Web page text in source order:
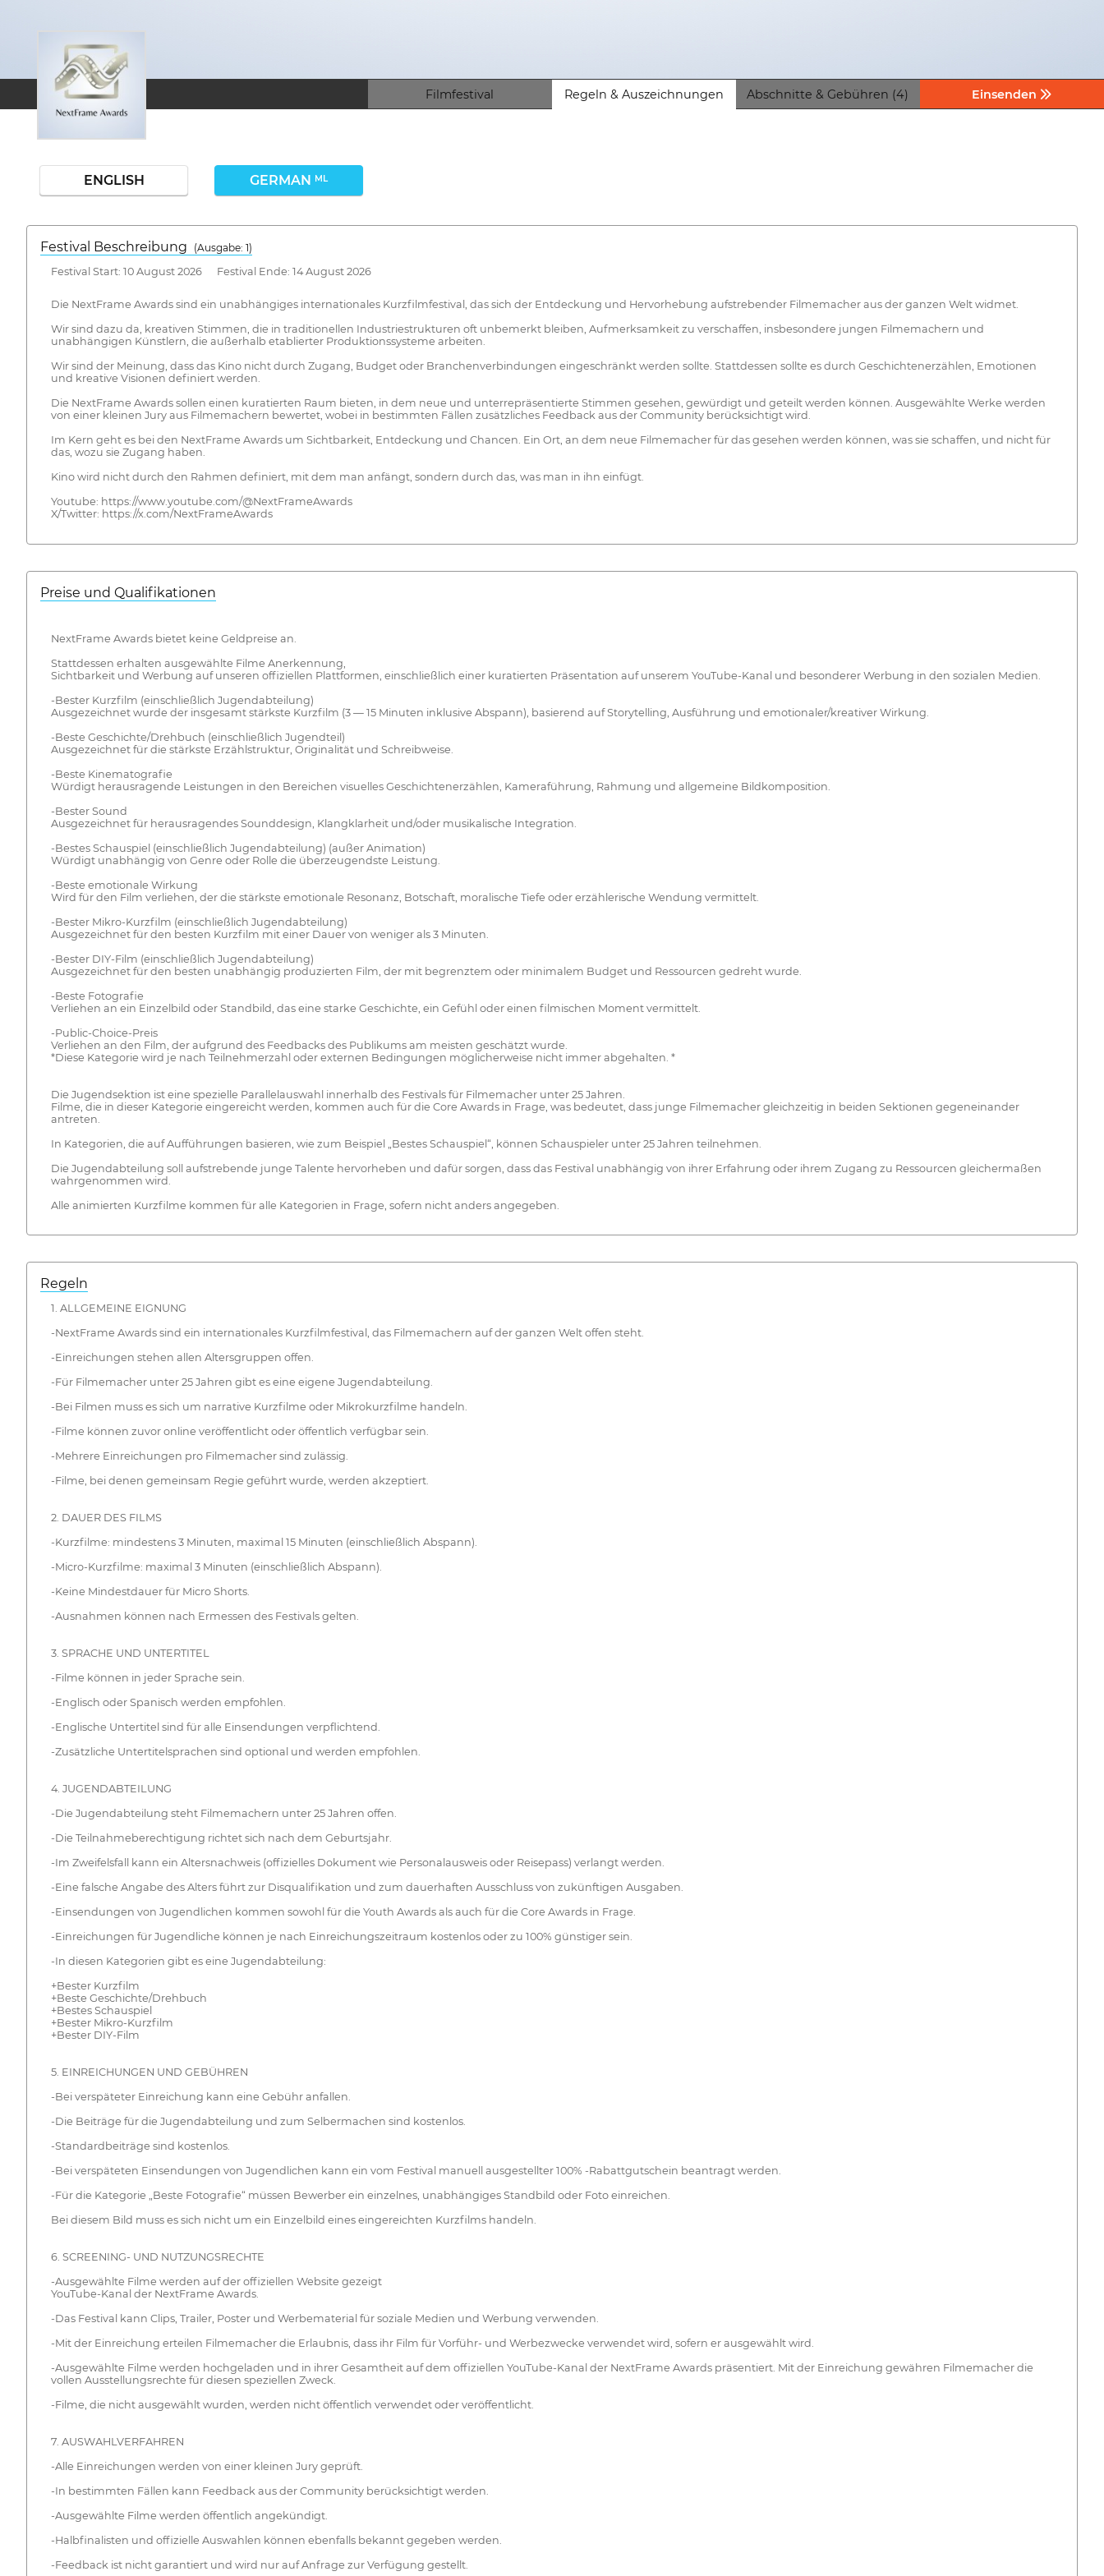
Filmfestival Regeln & Auszeichnungen Abschnitte & Gebühren (4) Einsenden
ENGLISH GERMAN ML
Festival Beschreibung
(Ausgabe: 1)
Festival Start: 10 August 2026 Festival Ende: 14 August 2026
Die NextFrame Awards sind ein unabhängiges internationales Kurzfilmfestival, das sich der Entdeckung und Hervorhebung aufstrebender Filmemacher aus der ganzen Welt widmet.
Wir sind dazu da, kreativen Stimmen, die in traditionellen Industriestrukturen oft unbemerkt bleiben, Aufmerksamkeit zu verschaffen, insbesondere jungen Filmemachern und
unabhängigen Künstlern, die außerhalb etablierter Produktionssysteme arbeiten.
Wir sind der Meinung, dass das Kino nicht durch Zugang, Budget oder Branchenverbindungen eingeschränkt werden sollte. Stattdessen sollte es durch Geschichtenerzählen, Emotionen
und kreative Visionen definiert werden.
Die NextFrame Awards sollen einen kuratierten Raum bieten, in dem neue und unterrepräsentierte Stimmen gesehen, gewürdigt und geteilt werden können. Ausgewählte Werke werden
von einer kleinen Jury aus Filmemachern bewertet, wobei in bestimmten Fällen zusätzliches Feedback aus der Community berücksichtigt wird.
Im Kern geht es bei den NextFrame Awards um Sichtbarkeit, Entdeckung und Chancen. Ein Ort, an dem neue Filmemacher für das gesehen werden können, was sie schaffen, und nicht für
das, wozu sie Zugang haben.
Kino wird nicht durch den Rahmen definiert, mit dem man anfängt, sondern durch das, was man in ihn einfügt.
Youtube: https://www.youtube.com/@NextFrameAwards
X/Twitter: https://x.com/NextFrameAwards
Preise und Qualifikationen
NextFrame Awards bietet keine Geldpreise an.
Stattdessen erhalten ausgewählte Filme Anerkennung,
Sichtbarkeit und Werbung auf unseren offiziellen Plattformen, einschließlich einer kuratierten Präsentation auf unserem YouTube-Kanal und besonderer Werbung in den sozialen Medien.
-Bester Kurzfilm (einschließlich Jugendabteilung)
Ausgezeichnet wurde der insgesamt stärkste Kurzfilm (3 — 15 Minuten inklusive Abspann), basierend auf Storytelling, Ausführung und emotionaler/kreativer Wirkung.
-Beste Geschichte/Drehbuch (einschließlich Jugendteil)
Ausgezeichnet für die stärkste Erzählstruktur, Originalität und Schreibweise.
-Beste Kinematografie
Würdigt herausragende Leistungen in den Bereichen visuelles Geschichtenerzählen, Kameraführung, Rahmung und allgemeine Bildkomposition.
-Bester Sound
Ausgezeichnet für herausragendes Sounddesign, Klangklarheit und/oder musikalische Integration.
-Bestes Schauspiel (einschließlich Jugendabteilung) (außer Animation)
Würdigt unabhängig von Genre oder Rolle die überzeugendste Leistung.
-Beste emotionale Wirkung
Wird für den Film verliehen, der die stärkste emotionale Resonanz, Botschaft, moralische Tiefe oder erzählerische Wendung vermittelt.
-Bester Mikro-Kurzfilm (einschließlich Jugendabteilung)
Ausgezeichnet für den besten Kurzfilm mit einer Dauer von weniger als 3 Minuten.
-Bester DIY-Film (einschließlich Jugendabteilung)
Ausgezeichnet für den besten unabhängig produzierten Film, der mit begrenztem oder minimalem Budget und Ressourcen gedreht wurde.
-Beste Fotografie
Verliehen an ein Einzelbild oder Standbild, das eine starke Geschichte, ein Gefühl oder einen filmischen Moment vermittelt.
-Public-Choice-Preis
Verliehen an den Film, der aufgrund des Feedbacks des Publikums am meisten geschätzt wurde.
*Diese Kategorie wird je nach Teilnehmerzahl oder externen Bedingungen möglicherweise nicht immer abgehalten. *
Die Jugendsektion ist eine spezielle Parallelauswahl innerhalb des Festivals für Filmemacher unter 25 Jahren.
Filme, die in dieser Kategorie eingereicht werden, kommen auch für die Core Awards in Frage, was bedeutet, dass junge Filmemacher gleichzeitig in beiden Sektionen gegeneinander
antreten.
In Kategorien, die auf Aufführungen basieren, wie zum Beispiel „Bestes Schauspiel“, können Schauspieler unter 25 Jahren teilnehmen.
Die Jugendabteilung soll aufstrebende junge Talente hervorheben und dafür sorgen, dass das Festival unabhängig von ihrer Erfahrung oder ihrem Zugang zu Ressourcen gleichermaßen
wahrgenommen wird.
Alle animierten Kurzfilme kommen für alle Kategorien in Frage, sofern nicht anders angegeben.
Regeln
1. ALLGEMEINE EIGNUNG
-NextFrame Awards sind ein internationales Kurzfilmfestival, das Filmemachern auf der ganzen Welt offen steht.
-Einreichungen stehen allen Altersgruppen offen.
-Für Filmemacher unter 25 Jahren gibt es eine eigene Jugendabteilung.
-Bei Filmen muss es sich um narrative Kurzfilme oder Mikrokurzfilme handeln.
-Filme können zuvor online veröffentlicht oder öffentlich verfügbar sein.
-Mehrere Einreichungen pro Filmemacher sind zulässig.
-Filme, bei denen gemeinsam Regie geführt wurde, werden akzeptiert.
2. DAUER DES FILMS
-Kurzfilme: mindestens 3 Minuten, maximal 15 Minuten (einschließlich Abspann).
-Micro-Kurzfilme: maximal 3 Minuten (einschließlich Abspann).
-Keine Mindestdauer für Micro Shorts.
-Ausnahmen können nach Ermessen des Festivals gelten.
3. SPRACHE UND UNTERTITEL
-Filme können in jeder Sprache sein.
-Englisch oder Spanisch werden empfohlen.
-Englische Untertitel sind für alle Einsendungen verpflichtend.
-Zusätzliche Untertitelsprachen sind optional und werden empfohlen.
4. JUGENDABTEILUNG
-Die Jugendabteilung steht Filmemachern unter 25 Jahren offen.
-Die Teilnahmeberechtigung richtet sich nach dem Geburtsjahr.
-Im Zweifelsfall kann ein Altersnachweis (offizielles Dokument wie Personalausweis oder Reisepass) verlangt werden.
-Eine falsche Angabe des Alters führt zur Disqualifikation und zum dauerhaften Ausschluss von zukünftigen Ausgaben.
-Einsendungen von Jugendlichen kommen sowohl für die Youth Awards als auch für die Core Awards in Frage.
-Einreichungen für Jugendliche können je nach Einreichungszeitraum kostenlos oder zu 100% günstiger sein.
-In diesen Kategorien gibt es eine Jugendabteilung:
+Bester Kurzfilm
+Beste Geschichte/Drehbuch
+Bestes Schauspiel
+Bester Mikro-Kurzfilm
+Bester DIY-Film
5. EINREICHUNGEN UND GEBÜHREN
-Bei verspäteter Einreichung kann eine Gebühr anfallen.
-Die Beiträge für die Jugendabteilung und zum Selbermachen sind kostenlos.
-Standardbeiträge sind kostenlos.
-Bei verspäteten Einsendungen von Jugendlichen kann ein vom Festival manuell ausgestellter 100% -Rabattgutschein beantragt werden.
-Für die Kategorie „Beste Fotografie“ müssen Bewerber ein einzelnes, unabhängiges Standbild oder Foto einreichen.
Bei diesem Bild muss es sich nicht um ein Einzelbild eines eingereichten Kurzfilms handeln.
6. SCREENING- UND NUTZUNGSRECHTE
-Ausgewählte Filme werden auf der offiziellen Website gezeigt
YouTube-Kanal der NextFrame Awards.
-Das Festival kann Clips, Trailer, Poster und Werbematerial für soziale Medien und Werbung verwenden.
-Mit der Einreichung erteilen Filmemacher die Erlaubnis, dass ihr Film für Vorführ- und Werbezwecke verwendet wird, sofern er ausgewählt wird.
-Ausgewählte Filme werden hochgeladen und in ihrer Gesamtheit auf dem offiziellen YouTube-Kanal der NextFrame Awards präsentiert. Mit der Einreichung gewähren Filmemacher die
vollen Ausstellungsrechte für diesen speziellen Zweck.
-Filme, die nicht ausgewählt wurden, werden nicht öffentlich verwendet oder veröffentlicht.
7. AUSWAHLVERFAHREN
-Alle Einreichungen werden von einer kleinen Jury geprüft.
-In bestimmten Fällen kann Feedback aus der Community berücksichtigt werden.
-Ausgewählte Filme werden öffentlich angekündigt.
-Halbfinalisten und offizielle Auswahlen können ebenfalls bekannt gegeben werden.
-Feedback ist nicht garantiert und wird nur auf Anfrage zur Verfügung gestellt.